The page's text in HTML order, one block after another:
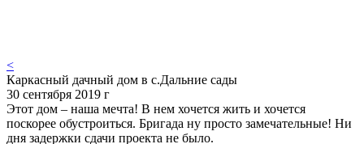
<
Каркасный дачный дом в с.Дальние сады
30 сентября 2019 г
Этот дом – наша мечта! В нем хочется жить и хочется
поскорее обустроиться. Бригада ну просто замечательные! Ни
дня задержки сдачи проекта не было.